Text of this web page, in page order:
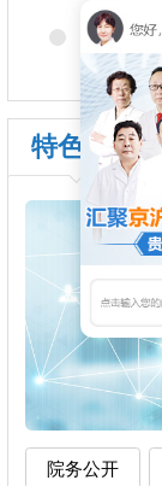
特色诊疗
院务公开